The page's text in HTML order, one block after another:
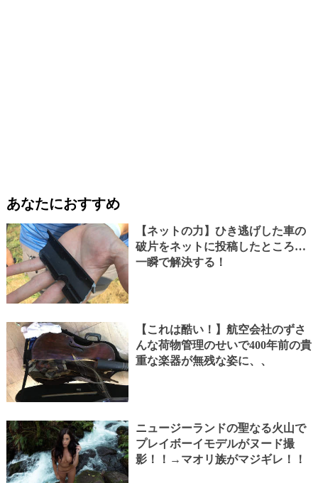
あなたにおすすめ
【ネットの力】ひき逃げした車の
破片をネットに投稿したところ…
一瞬で解決する！
【これは酷い！】航空会社のずさ
んな荷物管理のせいで400年前の貴
重な楽器が無残な姿に、、
ニュージーランドの聖なる火山で
プレイボーイモデルがヌード撮
影！！→マオリ族がマジギレ！！